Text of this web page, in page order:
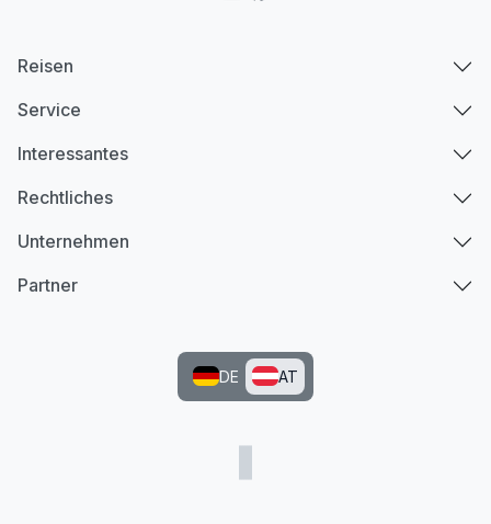
Reisen
Service
Interessantes
Rechtliches
Unternehmen
Partner
DE AT